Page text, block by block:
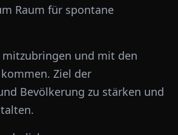
Raum für spontane
und mit den
Ziel der
Bevölkerung zu stärken und